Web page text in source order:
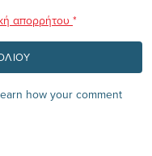
απορρήτου *
how your comment